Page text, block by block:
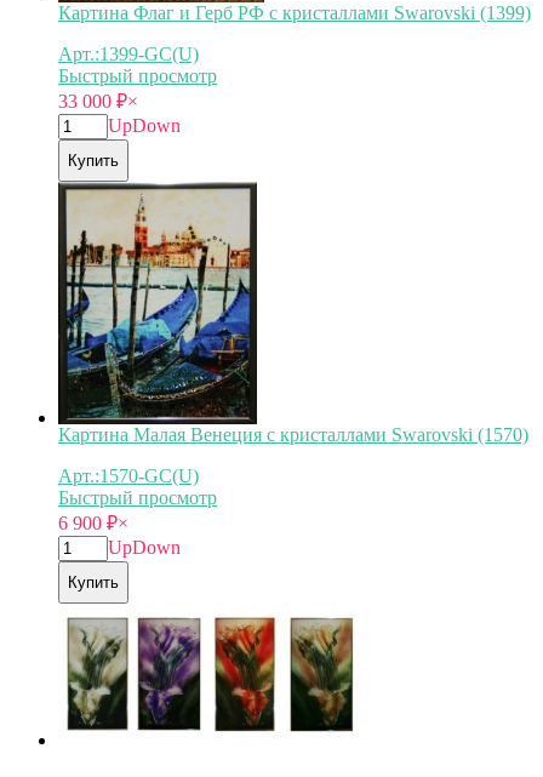
Картина Флаг и Герб РФ с кристаллами Swarovski (1399)
Арт.:1399-GC(U)
Быстрый просмотр
33 000 ₽×
UpDown
Купить
Картина Малая Венеция с кристаллами Swarovski (1570)
Арт.:1570-GC(U)
Быстрый просмотр
6 900 ₽×
UpDown
Купить